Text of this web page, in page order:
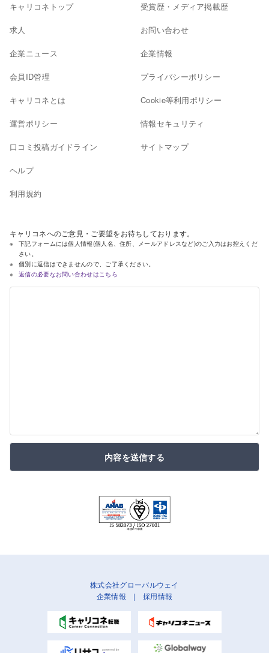
キャリコネトップ
求人
企業ニュース
会員ID管理
キャリコネとは
運営ポリシー
口コミ投稿ガイドライン
ヘルプ
利用規約
受賞歴・メディア掲載歴
お問い合わせ
企業情報
プライバシーポリシー
Cookie等利用ポリシー
情報セキュリティ
サイトマップ
キャリコネへのご意見・ご要望をお待ちしております。
下記フォームには個人情報(個人名、住所、メールアドレスなど)のご入力はお控えくだ
さい。
個別に返信はできませんので、ご了承ください。
返信の必要なお問い合わせはこちら
内容を送信する
株式会社グローバルウェイ
企業情報 | 採用情報